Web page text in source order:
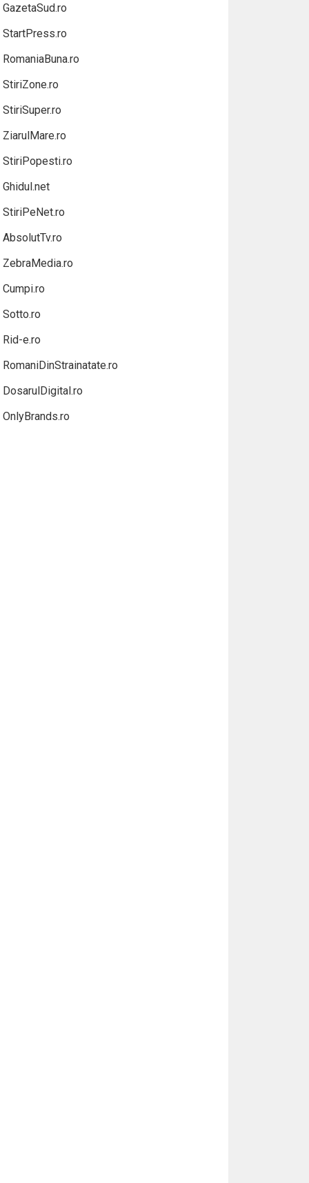
GazetaSud.ro
StartPress.ro
RomaniaBuna.ro
StiriZone.ro
StiriSuper.ro
ZiarulMare.ro
StiriPopesti.ro
Ghidul.net
StiriPeNet.ro
AbsolutTv.ro
ZebraMedia.ro
Cumpi.ro
Sotto.ro
Rid-e.ro
RomaniDinStrainatate.ro
DosarulDigital.ro
OnlyBrands.ro